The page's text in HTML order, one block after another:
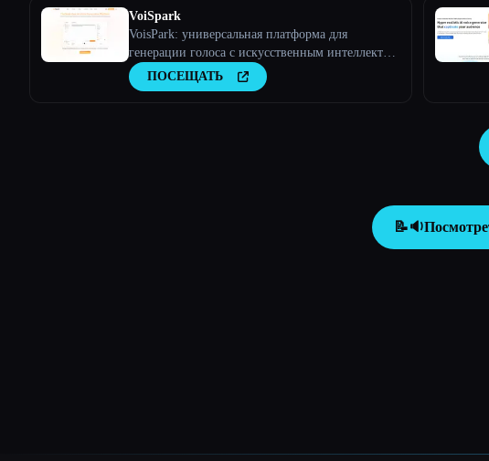
VoiSpark
VoisPark: универсальная платформа для
генерации голоса с искусственным интеллектом
| Преобразование текста в речь и клонирование
голоса
ПОСЕЩАТЬ
📝🔉